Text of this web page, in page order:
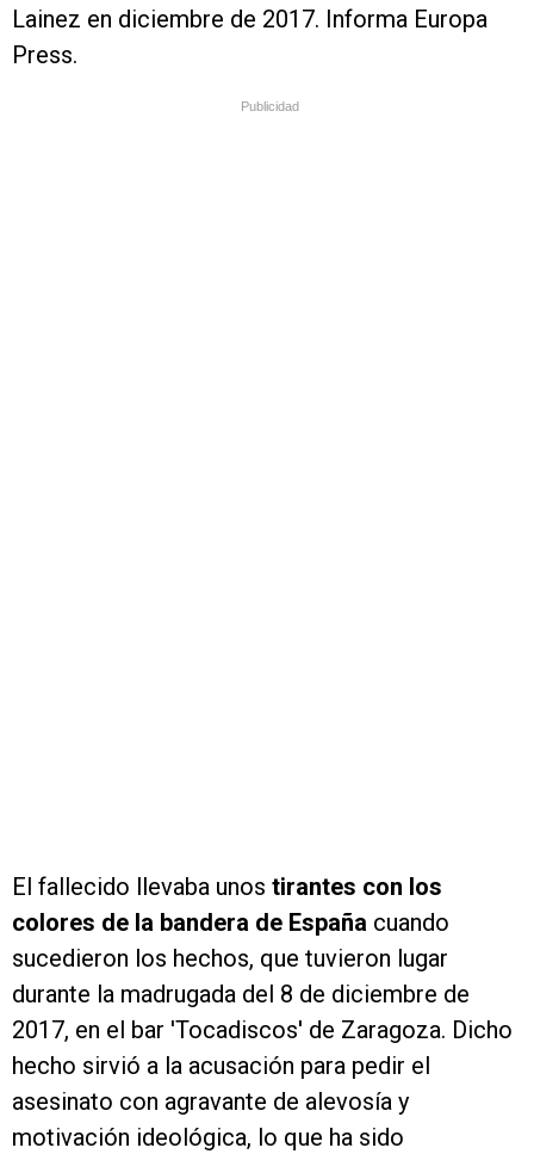
Lainez en diciembre de 2017. Informa Europa
Press.
Publicidad
El fallecido llevaba unos tirantes con los
colores de la bandera de España cuando
sucedieron los hechos, que tuvieron lugar
durante la madrugada del 8 de diciembre de
2017, en el bar 'Tocadiscos' de Zaragoza. Dicho
hecho sirvió a la acusación para pedir el
asesinato con agravante de alevosía y
motivación ideológica, lo que ha sido